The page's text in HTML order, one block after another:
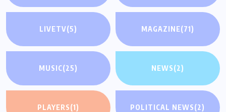
LIVETV(5) MAGAZINE(71)
MUSIC(25) NEWS(2)
PLAYERS(1) POLITICAL NEWS(2)